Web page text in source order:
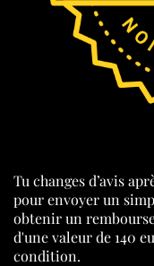
Tu changes d’avis
pour envoyer un
obtenir un
d'une valeur de 140
condition.